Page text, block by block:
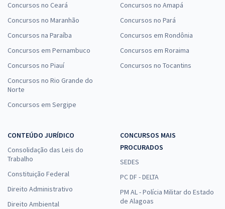
Concursos no Ceará
Concursos no Maranhão
Concursos na Paraíba
Concursos em Pernambuco
Concursos no Piauí
Concursos no Rio Grande do
Norte
Concursos em Sergipe
Concursos no Amapá
Concursos no Pará
Concursos em Rondônia
Concursos em Roraima
Concursos no Tocantins
CONTEÚDO JURÍDICO
Consolidação das Leis do
Trabalho
Constituição Federal
Direito Administrativo
Direito Ambiental
CONCURSOS MAIS
PROCURADOS
SEDES
PC DF - DELTA
PM AL - Polícia Militar do Estado
de Alagoas